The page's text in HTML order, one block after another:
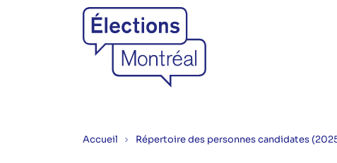
Accueil Répertoire des personnes candidates